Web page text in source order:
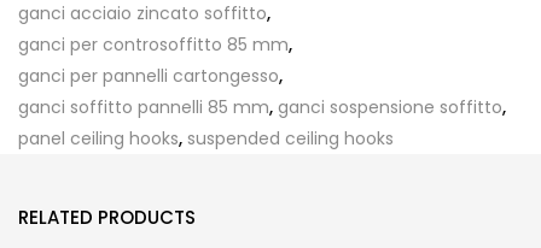
ganci acciaio zincato soffitto,
ganci per controsoffitto 85 mm,
ganci per pannelli cartongesso,
ganci soffitto pannelli 85 mm, ganci sospensione soffitto,
panel ceiling hooks, suspended ceiling hooks
RELATED PRODUCTS